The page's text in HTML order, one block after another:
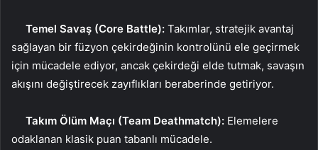
Temel Savaş (Core Battle): Takımlar, stratejik avantaj
sağlayan bir füzyon çekirdeğinin kontrolünü ele geçirmek
için mücadele ediyor, ancak çekirdeği elde tutmak, savaşın
akışını değiştirecek zayıflıkları beraberinde getiriyor.
Takım Ölüm Maçı (Team Deathmatch): Elemelere
odaklanan klasik puan tabanlı mücadele.